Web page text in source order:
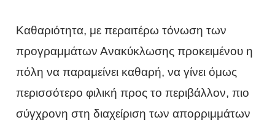
Καθαριότητα, με περαιτέρω τόνωση των
προγραμμάτων Ανακύκλωσης προκειμένου η
πόλη να παραμείνει καθαρή, να γίνει όμως
περισσότερο φιλική προς το περιβάλλον, πιο
σύγχρονη στη διαχείριση των απορριμμάτων